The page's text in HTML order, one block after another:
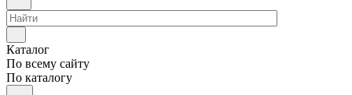
Каталог
По всему сайту
По каталогу